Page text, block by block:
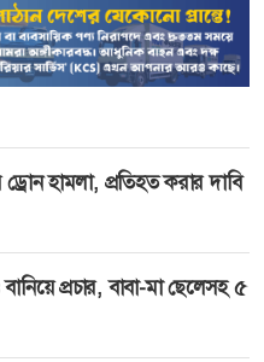
হামলা, প্রতিহত করার দাবি
প্রচার, বাবা-মা ছেলেসহ ৫